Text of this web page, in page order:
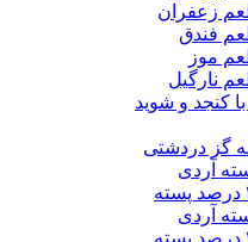
زعفران
فندق
موز
نارگیل
کنجد و شوید
گز دردشتی